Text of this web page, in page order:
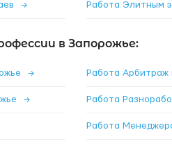
→ Работа Элитным
в Запорожье:
→ Работа Арбитраж
→ Работа
Работа